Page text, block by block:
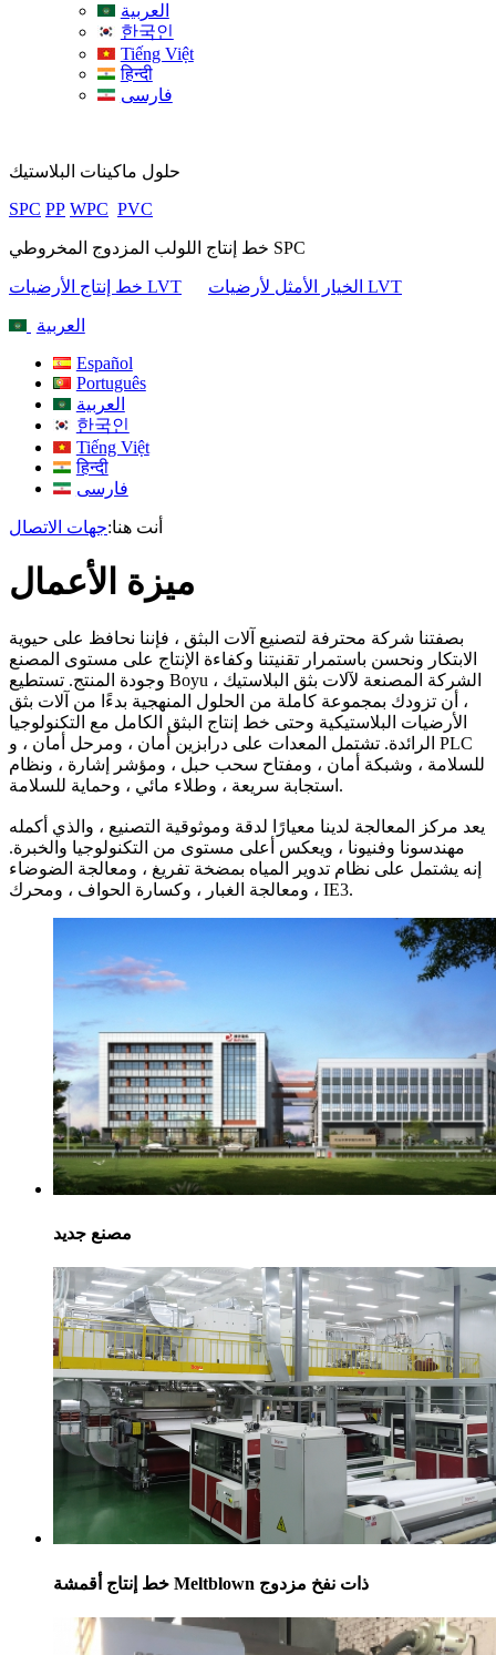
العربية
한국인
Tiếng Việt
हिन्दी
فارسی
حلول ماكينات البلاستيك
SPC PP WPC PVC
خط إنتاج اللولب المزدوج المخروطي SPC
خط إنتاج الأرضيات LVT الخيار الأمثل لأرضيات LVT
العربية
Español
Português
العربية
한국인
Tiếng Việt
हिन्दी
فارسی
أنت هنا:جهات الاتصال
ميزة الأعمال
بصفتنا شركة محترفة لتصنيع آلات البثق ، فإننا نحافظ على حيوية
الابتكار ونحسن باستمرار تقنيتنا وكفاءة الإنتاج على مستوى المصنع
وجودة المنتج. تستطيع Boyu ، الشركة المصنعة لآلات بثق البلاستيك
، أن تزودك بمجموعة كاملة من الحلول المنهجية بدءًا من آلات بثق
الأرضيات البلاستيكية وحتى خط إنتاج البثق الكامل مع التكنولوجيا
الرائدة. تشتمل المعدات على درابزين أمان ، ومرحل أمان ، و PLC
للسلامة ، وشبكة أمان ، ومفتاح سحب حبل ، ومؤشر إشارة ، ونظام
استجابة سريعة ، وطلاء مائي ، وحماية للسلامة.
يعد مركز المعالجة لدينا معيارًا لدقة وموثوقية التصنيع ، والذي أكمله
مهندسونا وفنيونا ، ويعكس أعلى مستوى من التكنولوجيا والخبرة.
إنه يشتمل على نظام تدوير المياه بمضخة تفريغ ، ومعالجة الضوضاء
، ومعالجة الغبار ، وكسارة الحواف ، ومحرك IE3.
مصنع جديد
خط إنتاج أقمشة Meltblown ذات نفخ مزدوج